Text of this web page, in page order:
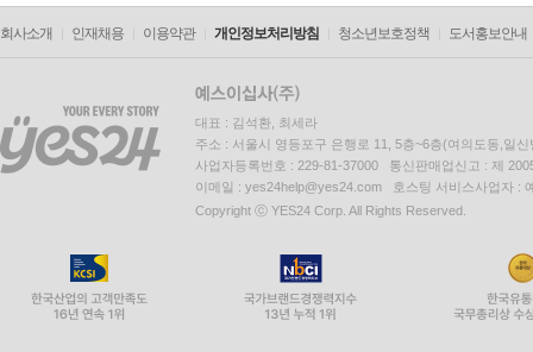
회사소개 인재채용 이용약관 개인정보처리방침 청소년보호정책 도서홍보안내
대표 : 김석환, 최세라
주소 : 서울시 영등포구 은행로 11, 5층~6층(여의도동,일신
사업자등록번호 : 229-81-37000 통신판매업신고 : 제
이메일 : yes24help@yes24.com 호스팅 서비스사업자 :
Copyright ⓒ YES24 Corp. All Rights Reserved.